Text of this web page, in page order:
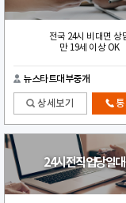
전국 24시 비대면 상
만 19세 이상 OK
뉴스타트대부중개
상세보기 통
24시전직업당일